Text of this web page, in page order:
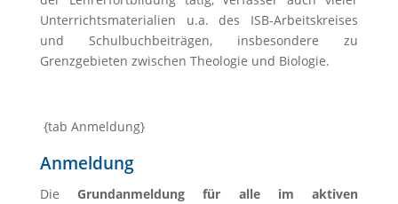
Unterrichtsmaterialien u.a. des ISB-Arbeitskreises
und Schulbuchbeiträgen, insbesondere zu
Grenzgebieten zwischen Theologie und Biologie.
{tab Anmeldung}
Anmeldung
DieGrundanmeldung für alle im aktiven